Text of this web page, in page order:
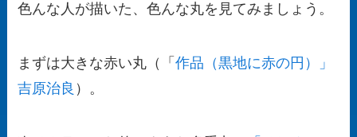
色んな人が描いた、色んな丸を見てみましょう。
まずは大きな赤い丸（「作品（黒地に赤の円）」
吉原治良 ）。